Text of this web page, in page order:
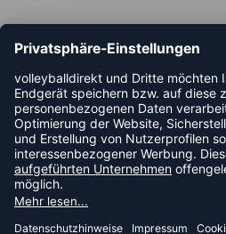
ABONNIERE JETZT DEN
VOLLEYBALLDIREKT-
NEUIGKEIT ODER AKTION MEHR.
JETZT